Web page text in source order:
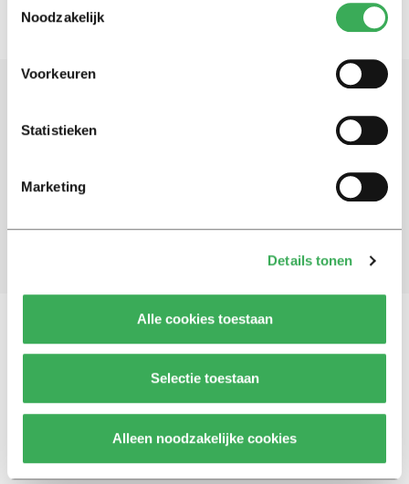
Noodzakelijk
Voorkeuren
Statistieken
Marketing
Details tonen
Alle cookies toestaan
Selectie toestaan
Alleen noodzakelijke cookies
Blijf op de hoogte. Meld je aan voor de nieuwsbrief van
Aanmelden
Vragen, opmerkingen of tips?
© 2026 -Over ons Disclaimer Adverteren Werken bij Contact